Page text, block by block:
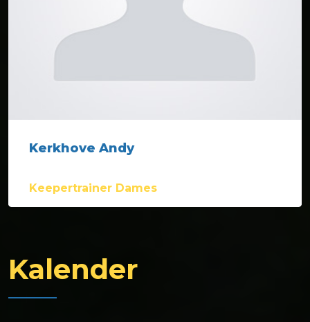
Kerkhove Andy
Keepertrainer Dames
Kalender